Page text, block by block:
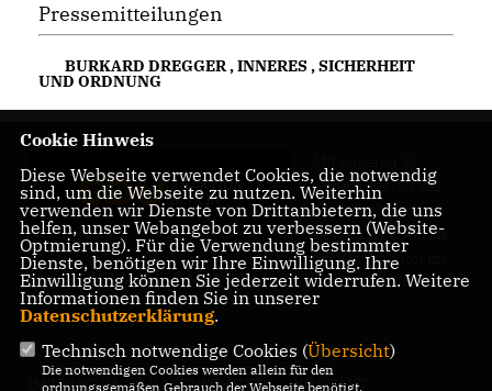
Pressemitteilungen
BURKARD DREGGER,INNERES ,SICHERHEIT
UND ORDNUNG
Abgeordneten aus
allen Bezirken
Berlins sind wir die
größte Fraktion im
Berliner Abgeordnetenhaus.
IMPRESSUM DATENSCHUTZ KONTAKT
Cookie Hinweis
Diese Webseite verwendet Cookies, die notwendig
sind, um die Webseite zu nutzen. Weiterhin
verwenden wir Dienste von Drittanbietern, die uns
helfen, unser Webangebot zu verbessern (Website-
Optmierung). Für die Verwendung bestimmter
Dienste, benötigen wir Ihre Einwilligung. Ihre
Einwilligung können Sie jederzeit widerrufen. Weitere
Informationen finden Sie in unserer
Datenschutzerklärung.
Technisch notwendige Cookies (Übersicht)
Die notwendigen Cookies werden allein für den
ordnungsgemäßen Gebrauch der Webseite benötigt.